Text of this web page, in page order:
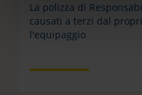
La polizza di
causati a terzi dal
l'equipaggio